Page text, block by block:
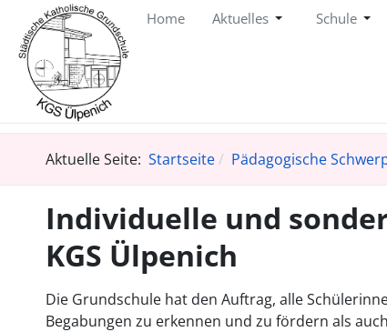
Home Aktuelles Schule
Aktuelle Seite: Startseite Pädagogische
Individuelle und
KGS Ülpenich
Die Grundschule hat den Auftrag, alle
Begabungen zu erkennen und zu fördern als